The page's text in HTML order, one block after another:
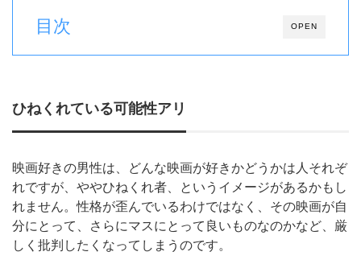
OPEN
目次
ひねくれている可能性アリ
映画好きの男性は、どんな映画が好きかどうかは人それぞ
れですが、ややひねくれ者、というイメージがあるかもし
れません。性格が歪んでいるわけではなく、その映画が自
分にとって、さらにマスにとって良いものなのかなど、厳
しく批判したくなってしまうのです。